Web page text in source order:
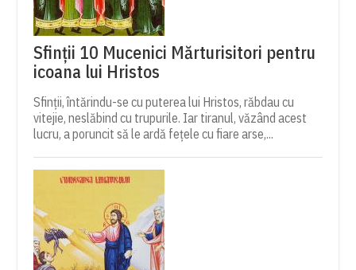
Sfinții 10 Mucenici Mărturisitori pentru
icoana lui Hristos
Sfinții, întărindu-se cu puterea lui Hristos, răbdau cu
vitejie, neslăbind cu trupurile. Iar tiranul, văzând acest
lucru, a poruncit să le ardă fețele cu fiare arse,...